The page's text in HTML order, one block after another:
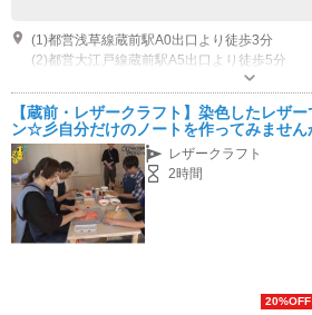
(1)都営浅草線蔵前駅A0出口より徒歩3分
(2)都営大江戸線蔵前駅A5出口より徒歩5分
営業時間：10:00～18:00 定休日：毎週火曜日
【蔵前・レザークラフト】染色したレザ
ン☆彡自分だけのノートを作ってみません
ルにおすすめ～
レザークラフト
2時間
20%OFF